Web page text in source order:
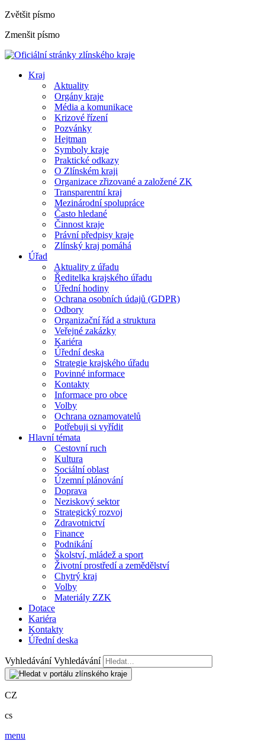
Zvětšit písmo
Zmenšit písmo
Kraj
Aktuality
Orgány kraje
Média a komunikace
Krizové řízení
Pozvánky
Hejtman
Symboly kraje
Praktické odkazy
O Zlínském kraji
Organizace zřizované a založené ZK
Transparentní kraj
Mezinárodní spolupráce
Často hledané
Činnost kraje
Právní předpisy kraje
Zlínský kraj pomáhá
Úřad
Aktuality z úřadu
Ředitelka krajského úřadu
Úřední hodiny
Ochrana osobních údajů (GDPR)
Odbory
Organizační řád a struktura
Veřejné zakázky
Kariéra
Úřední deska
Strategie krajského úřadu
Povinné informace
Kontakty
Informace pro obce
Volby
Ochrana oznamovatelů
Potřebuji si vyřídit
Hlavní témata
Cestovní ruch
Kultura
Sociální oblast
Územní plánování
Doprava
Neziskový sektor
Strategický rozvoj
Zdravotnictví
Finance
Podnikání
Školství, mládež a sport
Životní prostředí a zemědělství
Chytrý kraj
Volby
Materiály ZZK
Dotace
Kariéra
Kontakty
Úřední deska
Vyhledávání Vyhledávání
CZ
cs
menu